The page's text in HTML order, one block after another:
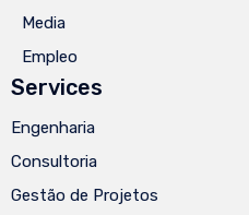
Media
Empleo
Services
Engenharia
Consultoria
Gestão de Projetos